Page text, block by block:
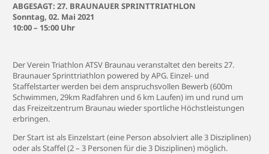
ABGESAGT: 27. BRAUNAUER SPRINTTRIATHLON
Sonntag, 02. Mai 2021
10:00 – 15:00 Uhr
Der Verein Triathlon ATSV Braunau veranstaltet den bereits 27.
Braunauer Sprinttriathlon powered by APG. Einzel- und
Staffelstarter werden bei dem anspruchsvollen Bewerb (600m
Schwimmen, 29km Radfahren und 6 km Laufen) im und rund um
das Freizeitzentrum Braunau wieder sportliche Höchstleistungen
erbringen.
Der Start ist als Einzelstart (eine Person absolviert alle 3 Disziplinen)
oder als Staffel (2 – 3 Personen für die 3 Disziplinen) möglich.